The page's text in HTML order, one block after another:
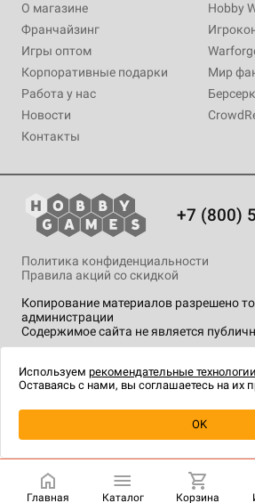
Уведомить о
О магазине
Франчайзинг
Игры оптом
Корпоративные подарки
Работа у нас
Новости
Контакты
Hobby
Мир
Берсерк
+7 (800)
Копирование материалов разрешено
администрации
Содержимое сайта не является
Политика конфиденциальности
Правила акций со скидкой
технологии.
Главная Каталог Корзина
Используем рекомендательные технологии
Оставаясь с нами, вы соглашаетесь на их
OK